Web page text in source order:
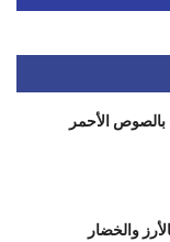
الأحمر
والخضار